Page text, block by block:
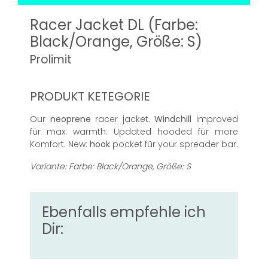
Racer Jacket DL (Farbe:
Black/Orange, Größe: S)
Prolimit
PRODUKT KETEGORIE
Our neoprene racer jacket.Windchill improved
für max. warmth. Updated hooded für more
Komfort. New: hook pocket für your spreader bar.
Variante: Farbe: Black/Orange, Größe: S
Ebenfalls empfehle ich
Dir: